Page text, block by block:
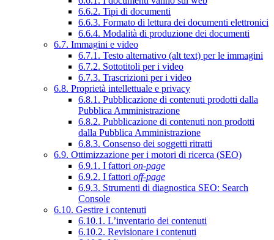
6.6.2. Tipi di documenti
6.6.3. Formato di lettura dei documenti elettronici
6.6.4. Modalità di produzione dei documenti
6.7. Immagini e video
6.7.1. Testo alternativo (alt text) per le immagini
6.7.2. Sottotitoli per i video
6.7.3. Trascrizioni per i video
6.8. Proprietà intellettuale e privacy
6.8.1. Pubblicazione di contenuti prodotti dalla
Pubblica Amministrazione
6.8.2. Pubblicazione di contenuti non prodotti
dalla Pubblica Amministrazione
6.8.3. Consenso dei soggetti ritratti
6.9. Ottimizzazione per i motori di ricerca (SEO)
6.9.1. I fattori on-page
6.9.2. I fattori off-page
6.9.3. Strumenti di diagnostica SEO: Search
Console
6.10. Gestire i contenuti
6.10.1. L’inventario dei contenuti
6.10.2. Revisionare i contenuti